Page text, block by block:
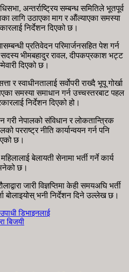
अन्तर्राष्ट्रिय सम्बन्ध समितिले भूतपूर्व
लागि उठाएका माग र औंल्याएका समस्या
निर्देशन दिएको छ।
प्रतिवेदन परिमार्जनसहित पेश गर्न
भीमबहादुर रावल, दीपकप्रकाश भट्ट
दिएको छ।
र स्वाधीनतालाई सर्वोपरी राख्दै भूपू गोर्खा
समस्या समाधान गर्न उच्चस्तरबाट पहल
निर्देशन दिएको हो।
गरी नेपालको संविधान र लोकतान्त्रिक
परराष्ट्र नीति कार्यान्वयन गर्न पनि
छ।
बेलायती सेनामा भर्ती गर्ने कार्य
छ।
जारी विज्ञप्तिमा केही समयअघि भर्ती
बोलाइयोस् भनी निर्देशन दिने उल्लेख छ।
डिभाइनलाई
बिजयी